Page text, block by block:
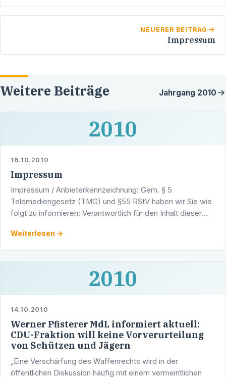
NEUERER BEITRAG
Impressum
Weitere Beiträge Jahrgang 2010
2010
16.10.2010
Impressum
Impressum / Anbieterkennzeichnung: Gem. § 5
Telemediengesetz (TMG) und §55 RStV haben wir Sie wie
folgt zu informieren: Verantwortlich für den Inhalt dieser
…
Weiterlesen →
2010
14.10.2010
Werner Pfisterer MdL informiert aktuell:
CDU-Fraktion will keine Vorverurteilung
von Schützen und Jägern
„Eine Verschärfung des Waffenrechts wird in der
öffentlichen Diskussion häufig mit einem vermeintlichen